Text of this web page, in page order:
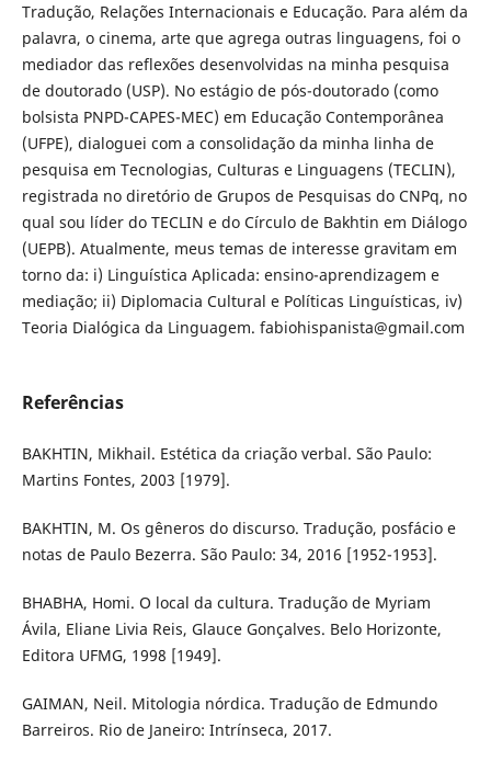
Tradução, Relações Internacionais e Educação. Para além da
palavra, o cinema, arte que agrega outras linguagens, foi o
mediador das reflexões desenvolvidas na minha pesquisa
de doutorado (USP). No estágio de pós-doutorado (como
bolsista PNPD-CAPES-MEC) em Educação Contemporânea
(UFPE), dialoguei com a consolidação da minha linha de
pesquisa em Tecnologias, Culturas e Linguagens (TECLIN),
registrada no diretório de Grupos de Pesquisas do CNPq, no
qual sou líder do TECLIN e do Círculo de Bakhtin em Diálogo
(UEPB). Atualmente, meus temas de interesse gravitam em
torno da: i) Linguística Aplicada: ensino-aprendizagem e
mediação; ii) Diplomacia Cultural e Políticas Linguísticas, iv)
Teoria Dialógica da Linguagem. fabiohispanista@gmail.com
Referências
BAKHTIN, Mikhail. Estética da criação verbal. São Paulo:
Martins Fontes, 2003 [1979].
BAKHTIN, M. Os gêneros do discurso. Tradução, posfácio e
notas de Paulo Bezerra. São Paulo: 34, 2016 [1952-1953].
BHABHA, Homi. O local da cultura. Tradução de Myriam
Ávila, Eliane Livia Reis, Glauce Gonçalves. Belo Horizonte,
Editora UFMG, 1998 [1949].
GAIMAN, Neil. Mitologia nórdica. Tradução de Edmundo
Barreiros. Rio de Janeiro: Intrínseca, 2017.